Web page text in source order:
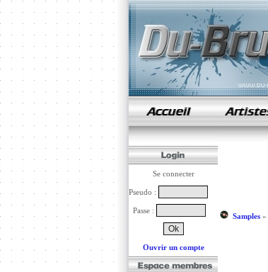
samples de rap
Se connecter
Pseudo :
Passe :
Ouvrir un compte
Samples»